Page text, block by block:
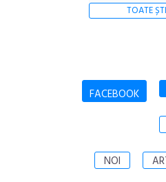
TOATE
FACEBOOK
NOI